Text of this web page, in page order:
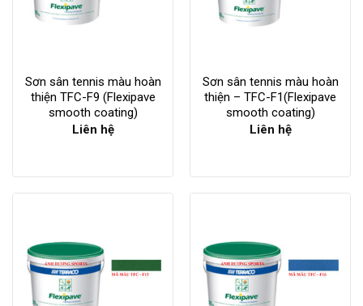
Sơn sân tennis màu hoàn
thiện TFC-F9 (Flexipave
smooth coating)
Liên hệ
Sơn sân tennis màu hoàn
thiện – TFC-F1(Flexipave
smooth coating)
Liên hệ